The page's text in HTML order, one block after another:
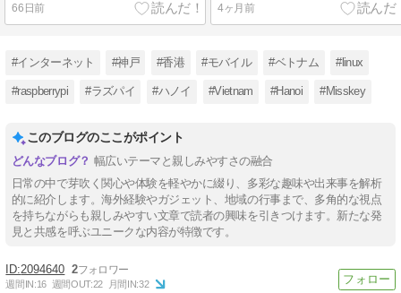
66日前 4ヶ月前
#インターネット #神戸 #香港 #モバイル #ベトナム #linux
#raspberrypi #ラズパイ #ハノイ #Vietnam #Hanoi #Misskey
このブログのここがポイント
幅広いテーマと親しみやすさの融合
日常の中で芽吹く関心や体験を軽やかに綴り、多彩な趣味や出来事を解析
的に紹介します。海外経験やガジェット、地域の行事まで、多角的な視点
を持ちながらも親しみやすい文章で読者の興味を引きつけます。新たな発
見と共感を呼ぶユニークな内容が特徴です。
2094640 2
週間IN:16 週間OUT:22 月間IN:32